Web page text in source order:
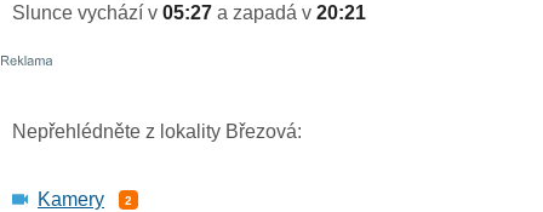
Slunce vychází v 05:27 a zapadá v 20:21
Nepřehlédněte z lokality Březová:
Kamery 2